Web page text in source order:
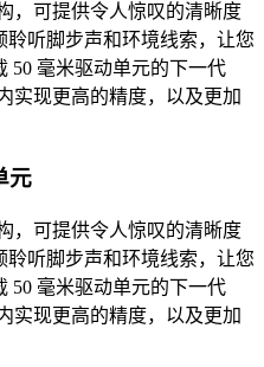
，可提供令人惊叹的清晰度
听脚步声和环境线索，让您
50 毫米驱动单元的下一代
实现更高的精度，以及更加
元
，可提供令人惊叹的清晰度
听脚步声和环境线索，让您
50 毫米驱动单元的下一代
实现更高的精度，以及更加